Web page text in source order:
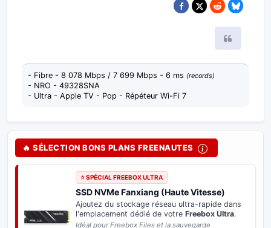
- Fibre - 8 078 Mbps / 7 699 Mbps - 6 ms (records)
- NRO - 49328SNA
- Ultra - Apple TV - Pop - Répéteur Wi-Fi 7
🔥 SÉLECTION BONS PLANS FREENAUTES
⭐ SPÉCIAL FREEBOX ULTRA
SSD NVMe Fanxiang (Haute Vitesse)
Ajoutez du stockage réseau ultra-rapide dans
l'emplacement dédié de votre Freebox Ultra.
Idéal pour Freebox Files et la sauvegarde